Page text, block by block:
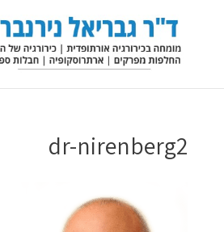
dr-nirenberg2